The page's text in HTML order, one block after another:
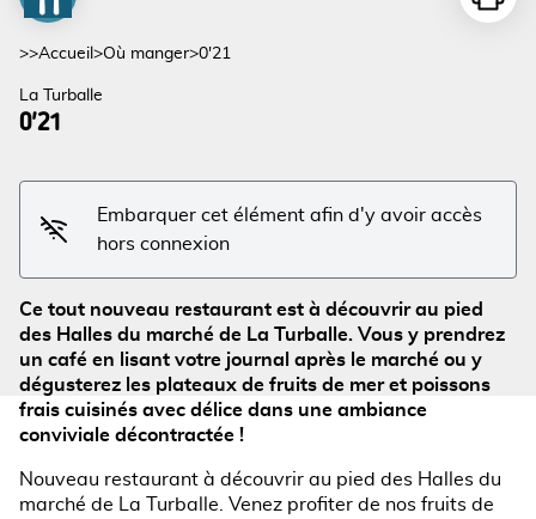
Voir l'image en plein écran
>>Accueil >Où manger>0'21
La Turballe
0'21
Embarquer cet élément afin d'y avoir accès
hors connexion
Ce tout nouveau restaurant est à découvrir au pied
des Halles du marché de La Turballe. Vous y prendrez
un café en lisant votre journal après le marché ou y
dégusterez les plateaux de fruits de mer et poissons
frais cuisinés avec délice dans une ambiance
conviviale décontractée !
Nouveau restaurant à découvrir au pied des Halles du
marché de La Turballe. Venez profiter de nos fruits de